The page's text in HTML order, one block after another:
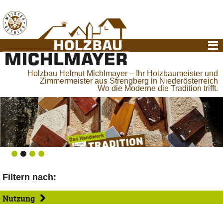
Holzbau Helmut Michlmayer – Ihr Holzbaumeister und
Zimmermeister aus Strengberg in Niederösterreich
Wo die Moderne die Tradition trifft.
Filtern nach:
Nutzung